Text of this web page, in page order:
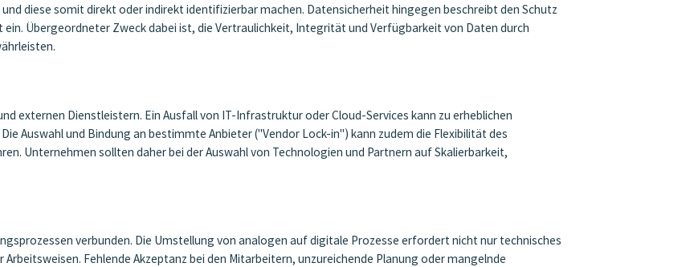
diese somit direkt oder indirekt identifizierbar machen. Datensicherheit hingegen beschreibt den Schutz
Übergeordneter Zweck dabei ist, die Vertraulichkeit, Integrität und Verfügbarkeit von Daten durch
externen Dienstleistern. Ein Ausfall von IT-Infrastruktur oder Cloud-Services kann zu erheblichen
Auswahl und Bindung an bestimmte Anbieter ("Vendor Lock-in") kann zudem die Flexibilität des
Unternehmen sollten daher bei der Auswahl von Technologien und Partnern auf Skalierbarkeit,
verbunden. Die Umstellung von analogen auf digitale Prozesse erfordert nicht nur technisches
Fehlende Akzeptanz bei den Mitarbeitern, unzureichende Planung oder mangelnde